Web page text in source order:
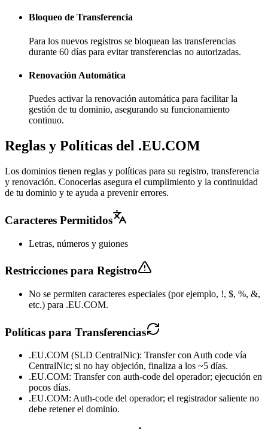
Bloqueo de Transferencia
Para los nuevos registros se bloquean las transferencias
durante 60 días para evitar transferencias no autorizadas.
Renovación Automática
Puedes activar la renovación automática para facilitar la
gestión de tu dominio, asegurando su funcionamiento
continuo.
Reglas y Políticas del .EU.COM
Los dominios tienen reglas y políticas para su registro, transferencia
y renovación. Conocerlas asegura el cumplimiento y la continuidad
de tu dominio y te ayuda a prevenir errores.
Caracteres Permitidos
Letras, números y guiones
Restricciones para Registro
No se permiten caracteres especiales (por ejemplo, !, $, %, &,
etc.) para .EU.COM.
Políticas para Transferencias
.EU.COM (SLD CentralNic): Transfer con Auth code vía
CentralNic; si no hay objeción, finaliza a los ~5 días.
.EU.COM: Transfer con auth-code del operador; ejecución en
pocos días.
.EU.COM: Auth-code del operador; el registrador saliente no
debe retener el dominio.